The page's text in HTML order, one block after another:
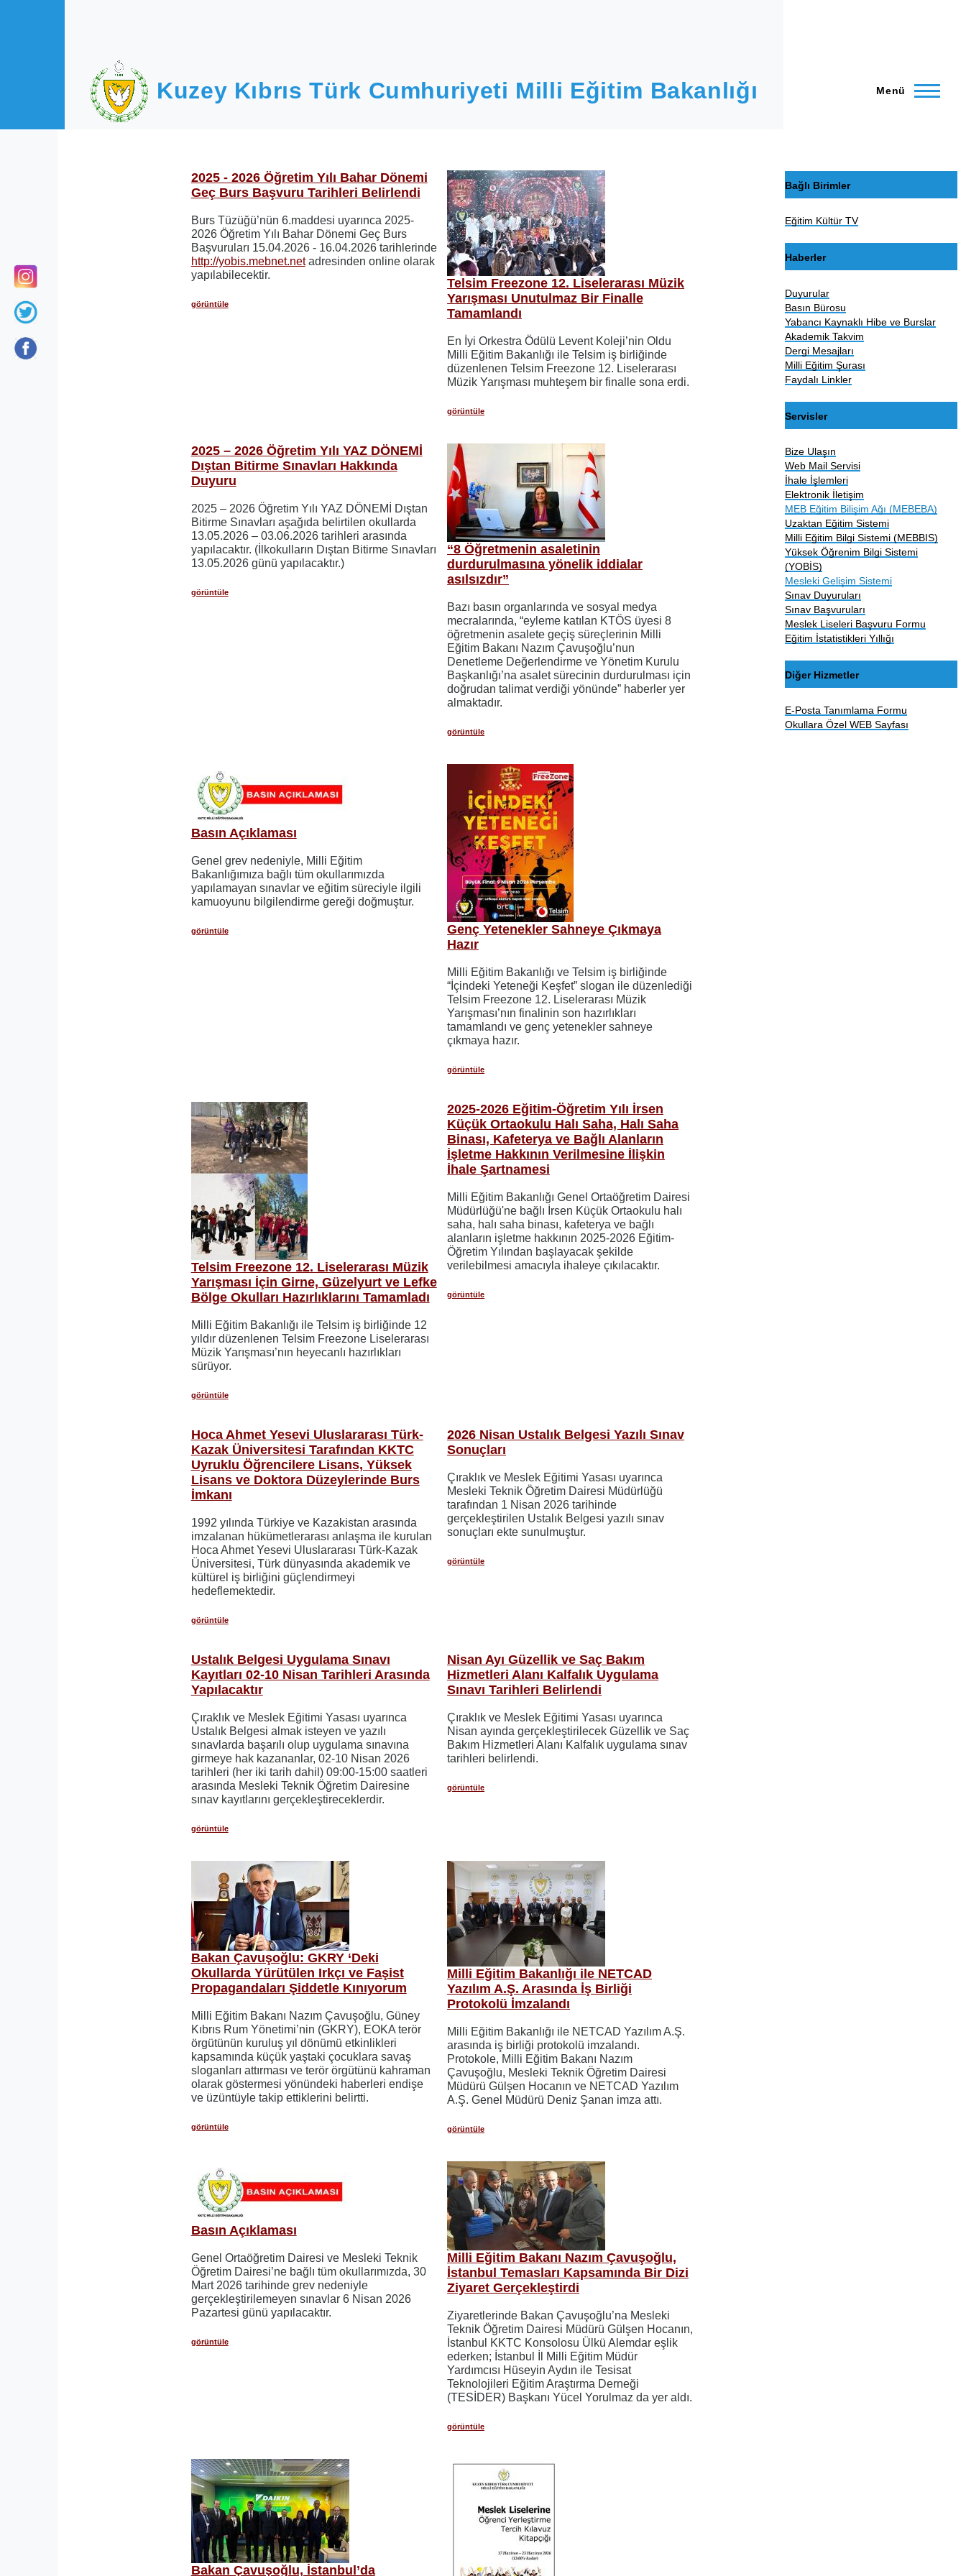
Kuzey Kıbrıs Türk Cumhuriyeti Milli Eğitim Bakanlığı Menü
2025 - 2026 Öğretim Yılı Bahar Dönemi
Geç Burs Başvuru Tarihleri Belirlendi
Burs Tüzüğü’nün 6.maddesi uyarınca 2025-
2026 Öğretim Yılı Bahar Dönemi Geç Burs
Başvuruları 15.04.2026 - 16.04.2026 tarihlerinde
http://yobis.mebnet.netadresinden online olarak
yapılabilecektir.
görüntüle
Telsim Freezone 12. Liselerarası Müzik
Yarışması Unutulmaz Bir Finalle
Tamamlandı
En İyi Orkestra Ödülü Levent Koleji’nin Oldu
Milli Eğitim Bakanlığı ile Telsim iş birliğinde
düzenlenen Telsim Freezone 12. Liselerarası
Müzik Yarışması muhteşem bir finalle sona erdi.
görüntüle
2025 – 2026 Öğretim Yılı YAZ DÖNEMİ
Dıştan Bitirme Sınavları Hakkında
Duyuru
2025 – 2026 Öğretim Yılı YAZ DÖNEMİ Dıştan
Bitirme Sınavları aşağıda belirtilen okullarda
13.05.2026 – 03.06.2026 tarihleri arasında
yapılacaktır. (İlkokulların Dıştan Bitirme Sınavları
13.05.2026 günü yapılacaktır.)
görüntüle
“8 Öğretmenin asaletinin
durdurulmasına yönelik iddialar
asılsızdır”
Bazı basın organlarında ve sosyal medya
mecralarında, “eyleme katılan KTÖS üyesi 8
öğretmenin asalete geçiş süreçlerinin Milli
Eğitim Bakanı Nazım Çavuşoğlu’nun
Denetleme Değerlendirme ve Yönetim Kurulu
Başkanlığı’na asalet sürecinin durdurulması için
doğrudan talimat verdiği yönünde” haberler yer
almaktadır.
görüntüle
Basın Açıklaması
Genel grev nedeniyle, Milli Eğitim
Bakanlığımıza bağlı tüm okullarımızda
yapılamayan sınavlar ve eğitim süreciyle ilgili
kamuoyunu bilgilendirme gereği doğmuştur.
görüntüle
Genç Yetenekler Sahneye Çıkmaya
Hazır
Milli Eğitim Bakanlığı ve Telsim iş birliğinde
“İçindeki Yeteneği Keşfet” slogan ile düzenlediği
Telsim Freezone 12. Liselerarası Müzik
Yarışması’nın finalinin son hazırlıkları
tamamlandı ve genç yetenekler sahneye
çıkmaya hazır.
görüntüle
Telsim Freezone 12. Liselerarası Müzik
Yarışması İçin Girne, Güzelyurt ve Lefke
Bölge Okulları Hazırlıklarını Tamamladı
Milli Eğitim Bakanlığı ile Telsim iş birliğinde 12
yıldır düzenlenen Telsim Freezone Liselerarası
Müzik Yarışması’nın heyecanlı hazırlıkları
sürüyor.
görüntüle
2025-2026 Eğitim-Öğretim Yılı İrsen
Küçük Ortaokulu Halı Saha, Halı Saha
Binası, Kafeterya ve Bağlı Alanların
İşletme Hakkının Verilmesine İlişkin
İhale Şartnamesi
Milli Eğitim Bakanlığı Genel Ortaöğretim Dairesi
Müdürlüğü'ne bağlı İrsen Küçük Ortaokulu halı
saha, halı saha binası, kafeterya ve bağlı
alanların işletme hakkının 2025-2026 Eğitim-
Öğretim Yılından başlayacak şekilde
verilebilmesi amacıyla ihaleye çıkılacaktır.
görüntüle
Hoca Ahmet Yesevi Uluslararası Türk-
Kazak Üniversitesi Tarafından KKTC
Uyruklu Öğrencilere Lisans, Yüksek
Lisans ve Doktora Düzeylerinde Burs
İmkanı
1992 yılında Türkiye ve Kazakistan arasında
imzalanan hükümetlerarası anlaşma ile kurulan
Hoca Ahmet Yesevi Uluslararası Türk-Kazak
Üniversitesi, Türk dünyasında akademik ve
kültürel iş birliğini güçlendirmeyi
hedeflemektedir.
görüntüle
2026 Nisan Ustalık Belgesi Yazılı Sınav
Sonuçları
Çıraklık ve Meslek Eğitimi Yasası uyarınca
Mesleki Teknik Öğretim Dairesi Müdürlüğü
tarafından 1 Nisan 2026 tarihinde
gerçekleştirilen Ustalık Belgesi yazılı sınav
sonuçları ekte sunulmuştur.
görüntüle
Ustalık Belgesi Uygulama Sınavı
Kayıtları 02-10 Nisan Tarihleri Arasında
Yapılacaktır
Çıraklık ve Meslek Eğitimi Yasası uyarınca
Ustalık Belgesi almak isteyen ve yazılı
sınavlarda başarılı olup uygulama sınavına
girmeye hak kazananlar, 02-10 Nisan 2026
tarihleri (her iki tarih dahil) 09:00-15:00 saatleri
arasında Mesleki Teknik Öğretim Dairesine
sınav kayıtlarını gerçekleştireceklerdir.
görüntüle
Nisan Ayı Güzellik ve Saç Bakım
Hizmetleri Alanı Kalfalık Uygulama
Sınavı Tarihleri Belirlendi
Çıraklık ve Meslek Eğitimi Yasası uyarınca
Nisan ayında gerçekleştirilecek Güzellik ve Saç
Bakım Hizmetleri Alanı Kalfalık uygulama sınav
tarihleri belirlendi.
görüntüle
Bakan Çavuşoğlu: GKRY ‘Deki
Okullarda Yürütülen Irkçı ve Faşist
Propagandaları Şiddetle Kınıyorum
Milli Eğitim Bakanı Nazım Çavuşoğlu, Güney
Kıbrıs Rum Yönetimi’nin (GKRY), EOKA terör
örgütünün kuruluş yıl dönümü etkinlikleri
kapsamında küçük yaştaki çocuklara savaş
sloganları attırması ve terör örgütünü kahraman
olarak göstermesi yönündeki haberleri endişe
ve üzüntüyle takip ettiklerini belirtti.
görüntüle
Milli Eğitim Bakanlığı ile NETCAD
Yazılım A.Ş. Arasında İş Birliği
Protokolü İmzalandı
Milli Eğitim Bakanlığı ile NETCAD Yazılım A.Ş.
arasında iş birliği protokolü imzalandı.
Protokole, Milli Eğitim Bakanı Nazım
Çavuşoğlu, Mesleki Teknik Öğretim Dairesi
Müdürü Gülşen Hocanın ve NETCAD Yazılım
A.Ş. Genel Müdürü Deniz Şanan imza attı.
görüntüle
Basın Açıklaması
Genel Ortaöğretim Dairesi ve Mesleki Teknik
Öğretim Dairesi’ne bağlı tüm okullarımızda, 30
Mart 2026 tarihinde grev nedeniyle
gerçekleştirilemeyen sınavlar 6 Nisan 2026
Pazartesi günü yapılacaktır.
görüntüle
Milli Eğitim Bakanı Nazım Çavuşoğlu,
İstanbul Temasları Kapsamında Bir Dizi
Ziyaret Gerçekleştirdi
Ziyaretlerinde Bakan Çavuşoğlu’na Mesleki
Teknik Öğretim Dairesi Müdürü Gülşen Hocanın,
İstanbul KKTC Konsolosu Ülkü Alemdar eşlik
ederken; İstanbul İl Milli Eğitim Müdür
Yardımcısı Hüseyin Aydın ile Tesisat
Teknolojileri Eğitim Araştırma Derneği
(TESİDER) Başkanı Yücel Yorulmaz da yer aldı.
görüntüle
Bakan Çavuşoğlu, İstanbul’da
Bağlı Birimler
Eğitim Kültür TV
Haberler
Duyurular
Basın Bürosu
Yabancı Kaynaklı Hibe ve Burslar
Akademik Takvim
Dergi Mesajları
Milli Eğitim Şurası
Faydalı Linkler
Servisler
Bize Ulaşın
Web Mail Servisi
İhale İşlemleri
Elektronik İletişim
MEB Eğitim Bilişim Ağı (MEBEBA)
Uzaktan Eğitim Sistemi
Milli Eğitim Bilgi Sistemi (MEBBIS)
Yüksek Öğrenim Bilgi Sistemi
(YOBİS)
Mesleki Gelişim Sistemi
Sınav Duyuruları
Sınav Başvuruları
Meslek Liseleri Başvuru Formu
Eğitim İstatistikleri Yıllığı
Diğer Hizmetler
E-Posta Tanımlama Formu
Okullara Özel WEB Sayfası